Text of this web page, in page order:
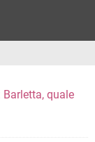
Barletta, quale